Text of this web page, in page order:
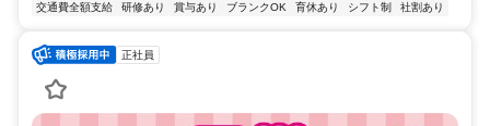
交通費全額支給
研修あり 賞与あり ブランクOK 育休あり シフト制 社割あり
正社員